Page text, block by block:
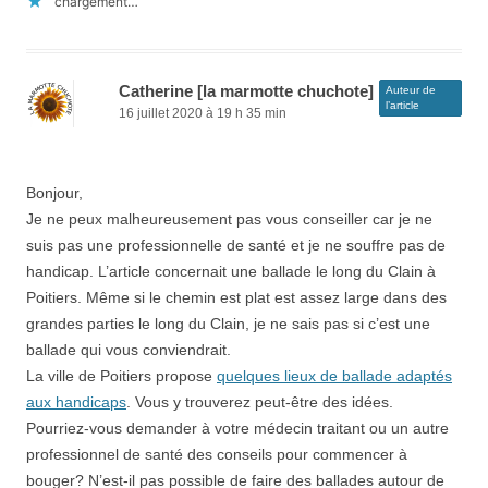
Catherine [la marmotte chuchote]
Auteur de
l’article
16 juillet 2020 à 19 h 35 min
Bonjour,
Je ne peux malheureusement pas vous conseiller car je ne
suis pas une professionnelle de santé et je ne souffre pas de
handicap. L’article concernait une ballade le long du Clain à
Poitiers. Même si le chemin est plat est assez large dans des
grandes parties le long du Clain, je ne sais pas si c’est une
ballade qui vous conviendrait.
La ville de Poitiers propose quelques lieux de ballade adaptés
aux handicaps. Vous y trouverez peut-être des idées.
Pourriez-vous demander à votre médecin traitant ou un autre
professionnel de santé des conseils pour commencer à
bouger? N’est-il pas possible de faire des ballades autour de